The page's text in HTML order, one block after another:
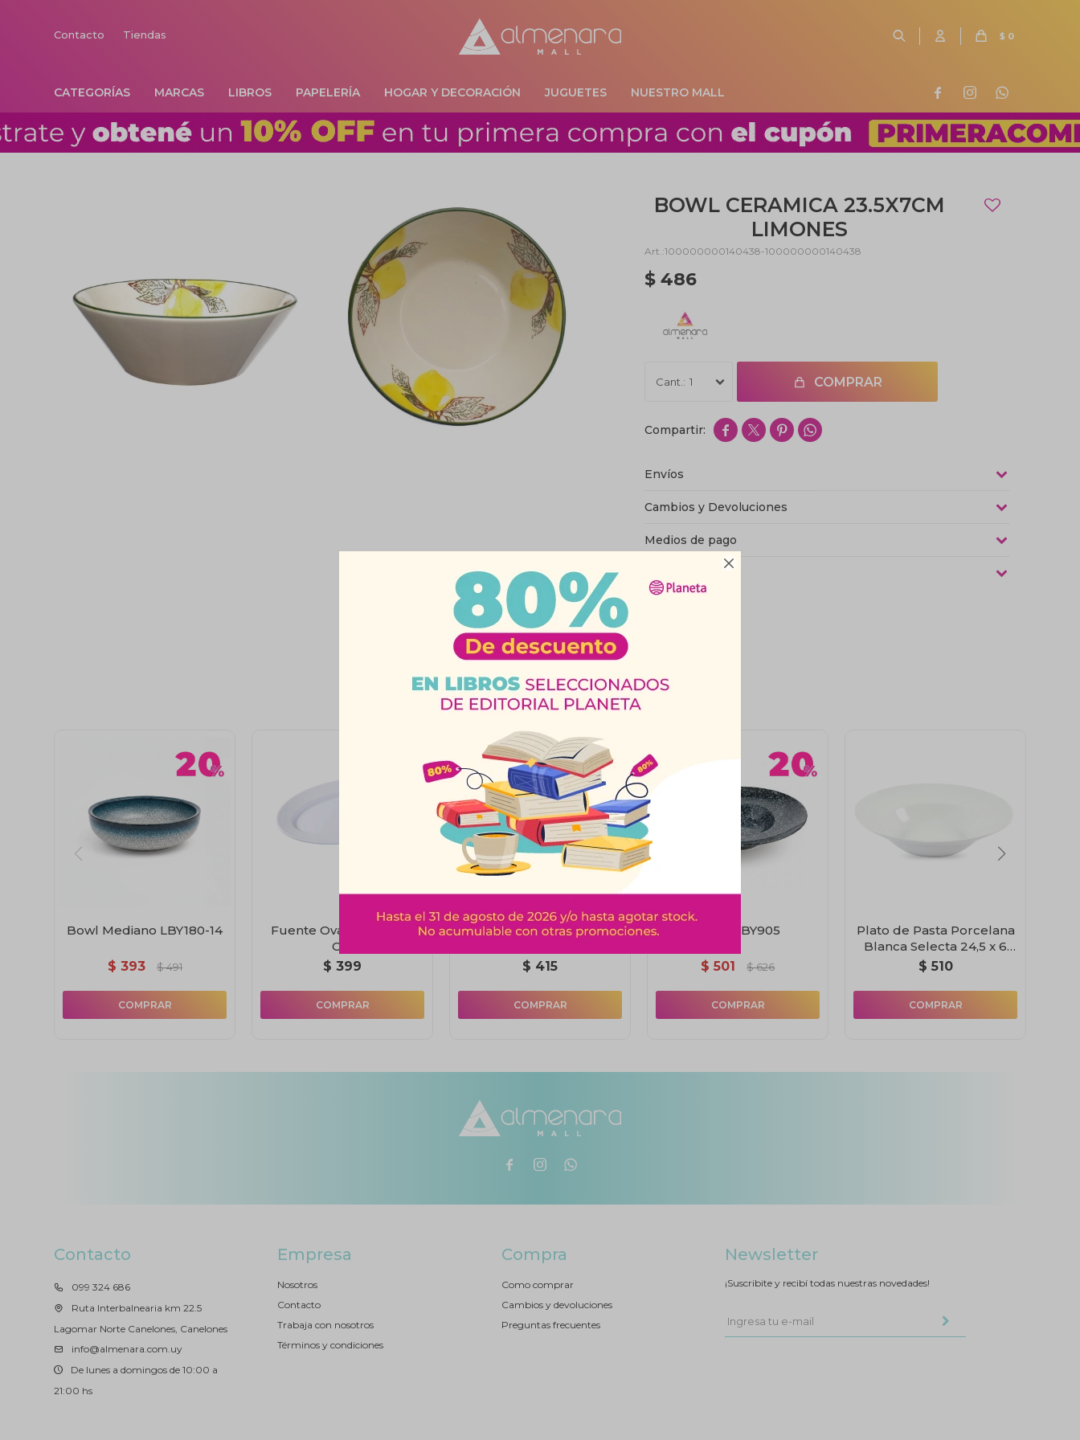

CATEGORÍAS MARCAS LIBROS PAPELERÍA HOGAR Y DECORACIÓN JUGUETES NUESTRO MALL
$ 0
  
Contacto Tiendas
BOWL CERAMICA 23.5X7CM
LIMONES
100000000140438-100000000140438
$ 486
1 COMPRAR
   
Envíos
Cambios y Devoluciones
Medios de pago
Características
Productos que te pueden interesar
Bowl Mediano LBY180-14
$ 393 $ 491
Fuente Oval Toledo 36
Cm
$ 399
Ensaladera 23 Cm Cena
$ 415
Plato-LBY905
$ 501 $ 626
Plato de Pasta Porcelana
Blanca Selecta 24,5 x 6
cm
$ 510
  
Contacto
099 324 686
Ruta Interbalnearia km 22.5
Lagomar Norte Canelones, Canelones
info@almenara.com.uy
De lunes a domingos de 10:00 a
21:00 hs
Empresa
Nosotros
Contacto
Trabaja con nosotros
Términos y condiciones
Compra
Como comprar
Cambios y devoluciones
Preguntas frecuentes
Newsletter
¡Suscribite y recibí todas nuestras novedades!